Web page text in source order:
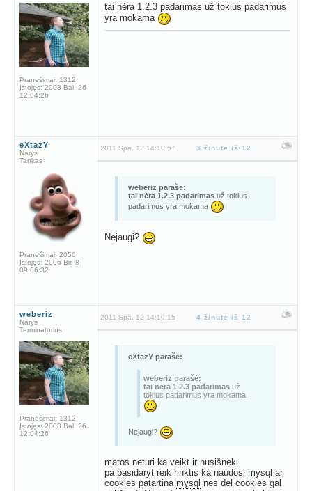
Pranešimai: 1312
Įstojęs: 2008 Bal. 26
12:04:26
tai nėra 1.2.3 padarimas už tokius padarimus
yra mokama
eXtazY
Narys
Tankas
Pranešimai: 2050
Įstojęs: 2006 Bir. 8
09:06:32
2011 Spa. 12 14:10:57 3 žinutė iš 12
weberiz parašė:
tai nėra 1.2.3 padarimasuž tokius
padarimus yra mokama
Nejaugi?
weberiz
Narys
Terminatorius
Pranešimai: 1312
Įstojęs: 2008 Bal. 26
12:04:26
2011 Spa. 12 14:10:15 4 žinutė iš 12
eXtazY parašė:
weberiz parašė:
tai nėra 1.2.3 padarimasuž
tokius padarimus yra mokama
Nejaugi?
matos neturi ka veikt ir nusišneki
pa pasidaryt reik rinktis ka naudosi mysql ar
cookies patartina mysql nes del cookies gal